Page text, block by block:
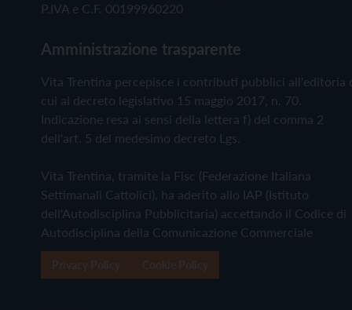
P.IVA e C.F. 00199960220
Amministrazione trasparente
Vita Trentina percepisce i contributi pubblici all'editoria
cui al decreto legislativo 15 maggio 2017, n. 70.
Indicazione resa ai sensi della lettera f) del comma 2
dell'art. 5 del medesimo decreto Lgs.
Vita Trentina, tramite la Fisc (Federazione Italiana
Settimanali Cattolici), ha aderito allo IAP (Istituto
dell'Autodisciplina Pubblicitaria) accettando il Codice di
Autodisciplina della Comunicazione Commerciale